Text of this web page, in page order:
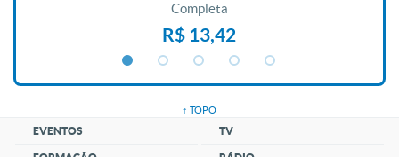
Completa
R$ 13,42
↑ TOPO
EVENTOS TV